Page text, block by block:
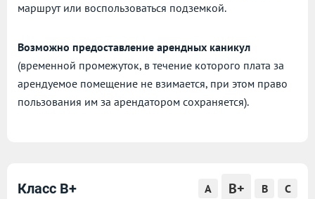
маршрут или воспользоваться подземкой.
Возможно предоставление арендных каникул
(временной промежуток, в течение которого плата за
арендуемое помещение не взимается, при этом право
пользования им за арендатором сохраняется).
Класс B+ A B+ B C